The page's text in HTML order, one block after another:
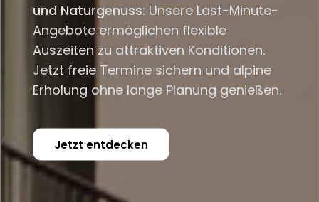
und Naturgenuss: Unsere Last-Minute-
Angebote ermöglichen flexible
Auszeiten zu attraktiven Konditionen.
Jetzt freie Termine sichern und alpine
Erholung ohne lange Planung genießen.
Jetzt entdecken